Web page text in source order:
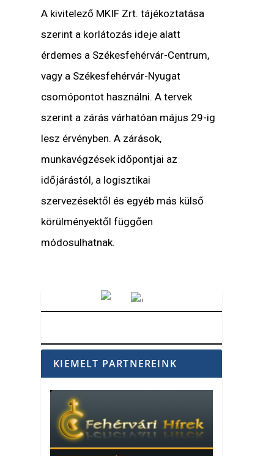
A kivitelező MKIF Zrt. tájékoztatása
szerint a korlátozás ideje alatt
érdemes a Székesfehérvár-Centrum,
vagy a Székesfehérvár-Nyugat
csomópontot használni. A tervek
szerint a zárás várhatóan május 29-ig
lesz érvényben. A zárások,
munkavégzések időpontjai az
időjárástól, a logisztikai
szervezésektől és egyéb más külső
körülményektől függően
módosulhatnak.
KIEMELT PARTNEREINK